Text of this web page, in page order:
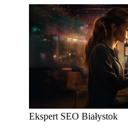
Ekspert SEO Białystok